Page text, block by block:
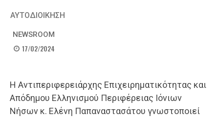
ΑΥΤΟΔΙΟΙΚΗΣΗ
NEWSROOM
17/02/2024
Η Αντιπεριφερειάρχης Επιχειρηματικότητας και
Απόδημου Ελληνισμού Περιφέρειας Ιόνιων
Νήσων κ. Ελένη Παπαναστασάτου γνωστοποιεί